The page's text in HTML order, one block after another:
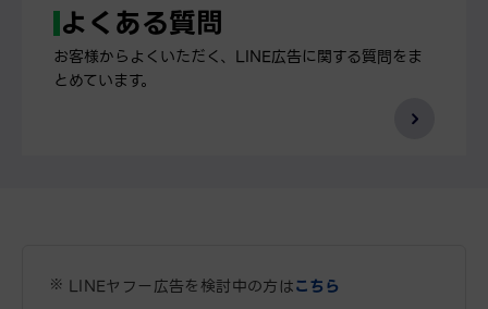
よくある質問
お客様からよくいただく、LINE広告に関する質問をま
とめています。
LINEヤフー広告を検討中の方はこちら